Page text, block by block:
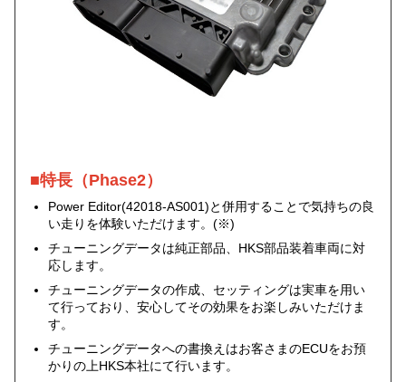
■特長（Phase2）
Power Editor(42018-AS001)と併用することで気持ちの良
い走りを体験いただけます。(※)
チューニングデータは純正部品、HKS部品装着車両に対
応します。
チューニングデータの作成、セッティングは実車を用い
て行っており、安心してその効果をお楽しみいただけま
す。
チューニングデータへの書換えはお客さまのECUをお預
かりの上HKS本社にて行います。